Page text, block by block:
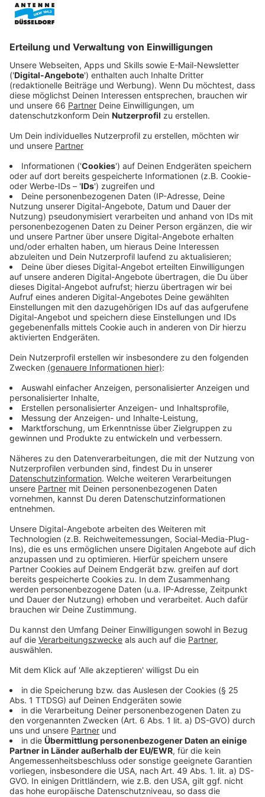
noch nicht hergeben.
Veröffentlicht:
Wohnungspläne auf Eis: OB Keller zeigt
Verständnis
Anzeige
Verteidigungsminister Pistorius hat vor
Umwandlungspläne an rund 200 Bundeswehr-
Standorten ein Stoppschild gehängt. Düsseldorf
gehört dazu. Das wirft die Stadt in ihren Planungen für
den Wohnungsbau zurück. Auf der anderen Seite sagt
OB Keller: "Das ist eine Maßnahme zur Sicherung der
Verteidigungsfähigkeit Deutschlands - wir
unterstützen sie und sie kommt für uns nicht
überraschend."
Anzeige
Architektur-Wettbewerb läuft weiter
Der aktuelle Architektur-Wettbewerb für die
Wohnungen in Hubbelrath läuft wie geplant bis
umgesetzt werden, hängt ab sofort an der Weltlage.
Anzeige
Weitere Infos und Links zum Thema:
Anzeige
Unsere bisherige Berichterstattung
So berichtet RP Online
tagesschau.de: Welche Standorte die Bundeswehr
behalten will
Anzeige
Folge uns für mehr News & Updates:
Anzeige
Livestream|Instagram |Facebook|WhatsApp-Kanal